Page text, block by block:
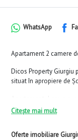
Oferte imobiliare
WhatsApp
Apartament 2 camere
Dicos Property Giurgiu
situat în apropiere de
semidecomandată.
Citește mai mult